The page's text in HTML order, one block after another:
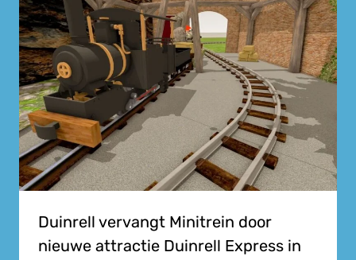
Duinrell vervangt Minitrein door
nieuwe attractie Duinrell Express in